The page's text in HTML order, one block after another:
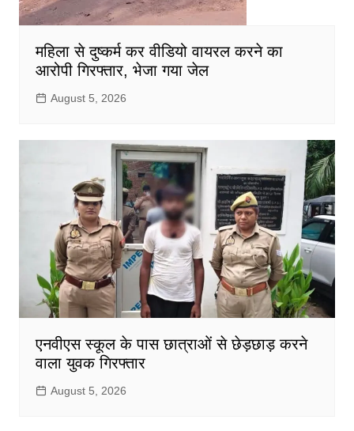
महिला से दुष्कर्म कर वीडियो वायरल करने का
आरोपी गिरफ्तार, भेजा गया जेल
August 5, 2026
एनवीएस स्कूल के पास छात्राओं से छेड़छाड़ करने
वाला युवक गिरफ्तार
August 5, 2026